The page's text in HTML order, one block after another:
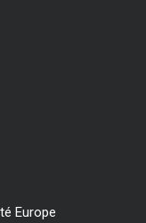
Europe